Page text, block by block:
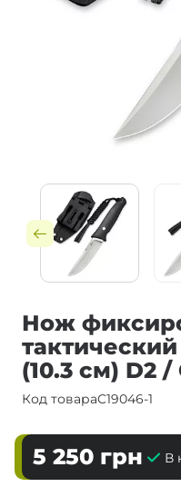
Нож
(10.3 см) D2
Код товараC19046-1
5 250 грн В